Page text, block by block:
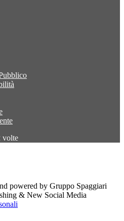
volte
powered by Gruppo Spaggiari
& New Social Media